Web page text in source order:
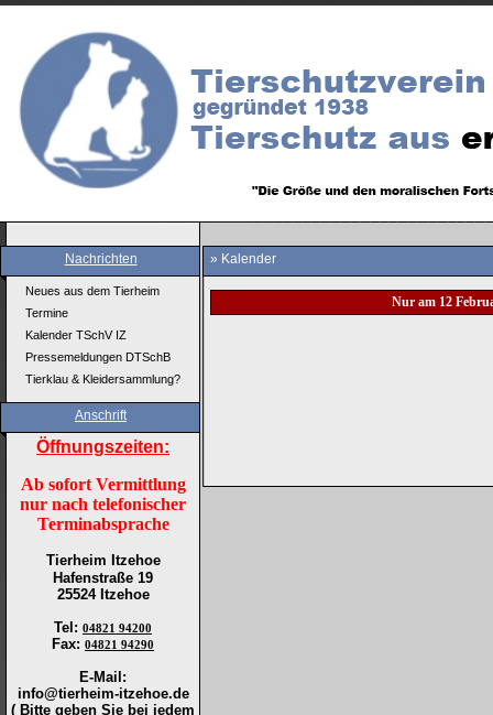
Nachrichten
Neues aus dem Tierheim
Termine
Kalender TSchV IZ
Pressemeldungen DTSchB
Tierklau & Kleidersammlung?
Anschrift
Öffnungszeiten:
Ab sofort Vermittlung
nur nach telefonischer
Terminabsprache
Tierheim Itzehoe
Hafenstraße 19
25524 Itzehoe
Tel : 04821 94200
Fax: 04821 94290
E-Mail:
info@tierheim-itzehoe.de
( Bitte geben Sie bei jedem
» Kalender
Nur am 12